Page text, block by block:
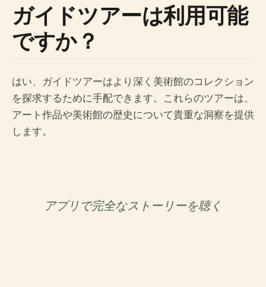
ガイドツアーは利用可能
ですか？
はい、ガイドツアーはより深く美術館のコレクション
を探求するために手配できます。これらのツアーは、
アート作品や美術館の歴史について貴重な洞察を提供
します。
アプリで完全なストーリーを聴く